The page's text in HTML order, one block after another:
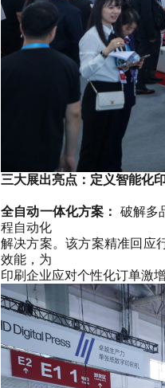
三大展出亮点：定义智能化
全自动一体化方案： 破解多
程自动化
解决方案。该方案精准回应
效能，为
印刷企业应对个性化订单激